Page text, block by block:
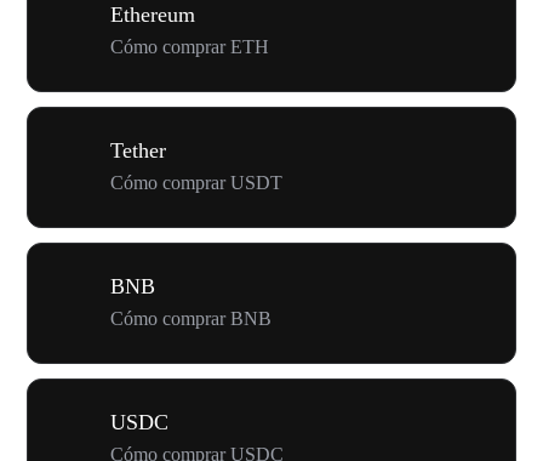
Ethereum
Cómo comprar ETH
Tether
Cómo comprar USDT
BNB
Cómo comprar BNB
USDC
Cómo comprar USDC